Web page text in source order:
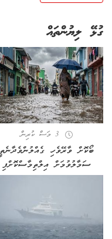
ގުޅޭ ލިޔުންތައް
3 މަސް ކުރިން
ބޯކޮށް ވާރޭވެހި ގެއްލުންވެދާނެތީ
ސަމާލުވުމަށް އިލްތިމާސްކޮށްފި